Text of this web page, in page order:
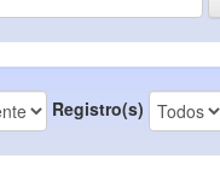
Registro(s)